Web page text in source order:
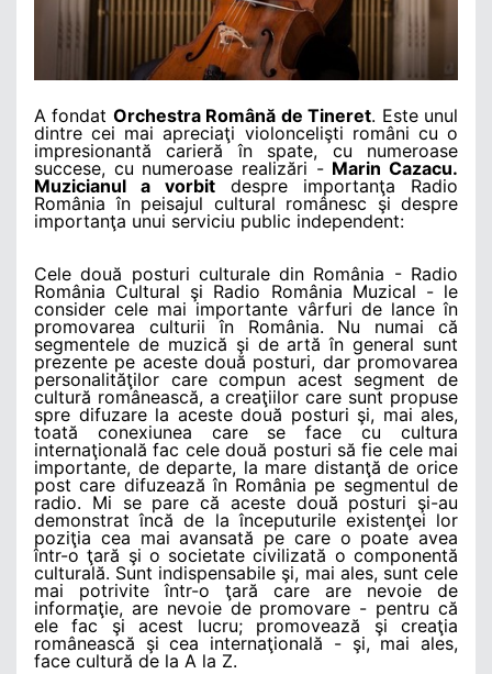
A fondat Orchestra Română de Tineret. Este unul
dintre cei mai apreciaţi violoncelişti români cu o
impresionantă carieră în spate, cu numeroase
succese, cu numeroase realizări - Marin Cazacu.
Muzicianul a vorbit despre importanţa Radio
România în peisajul cultural românesc şi despre
importanţa unui serviciu public independent:
Cele două posturi culturale din România - Radio
România Cultural şi Radio România Muzical - le
consider cele mai importante vârfuri de lance în
promovarea culturii în România. Nu numai că
segmentele de muzică şi de artă în general sunt
prezente pe aceste două posturi, dar promovarea
personalităţilor care compun acest segment de
cultură românească, a creaţiilor care sunt propuse
spre difuzare la aceste două posturi şi, mai ales,
toată conexiunea care se face cu cultura
internaţională fac cele două posturi să fie cele mai
importante, de departe, la mare distanţă de orice
post care difuzează în România pe segmentul de
radio. Mi se pare că aceste două posturi şi-au
demonstrat încă de la începuturile existenţei lor
poziţia cea mai avansată pe care o poate avea
într-o ţară şi o societate civilizată o componentă
culturală. Sunt indispensabile şi, mai ales, sunt cele
mai potrivite într-o ţară care are nevoie de
informaţie, are nevoie de promovare - pentru că
ele fac şi acest lucru; promovează şi creaţia
românească şi cea internaţională - şi, mai ales,
face cultură de la A la Z.